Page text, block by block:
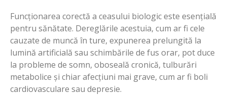
Funcționarea corectă a ceasului biologic este esențială
pentru sănătate. Dereglările acestuia, cum ar fi cele
cauzate de muncă în ture, expunerea prelungită la
lumină artificială sau schimbările de fus orar, pot duce
la probleme de somn, oboseală cronică, tulburări
metabolice și chiar afecțiuni mai grave, cum ar fi boli
cardiovasculare sau depresie.